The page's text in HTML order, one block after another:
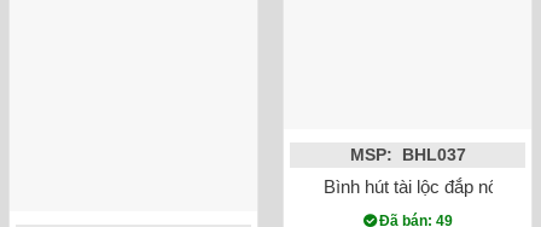
MSP: BHL037
Bình hút tài lộc đắp nổi
Đã bán: 49